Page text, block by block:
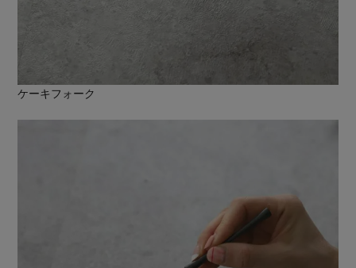
ケーキフォーク